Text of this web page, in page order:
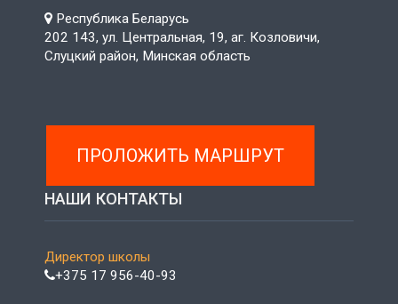
Республика Беларусь
202 143, ул. Центральная, 19, аг. Козловичи,
Слуцкий район, Минская область
ПРОЛОЖИТЬ МАРШРУТ
НАШИ КОНТАКТЫ
Директор школы
+375 17 956-40-93